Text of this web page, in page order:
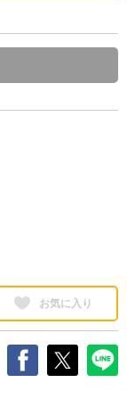
お気に入り